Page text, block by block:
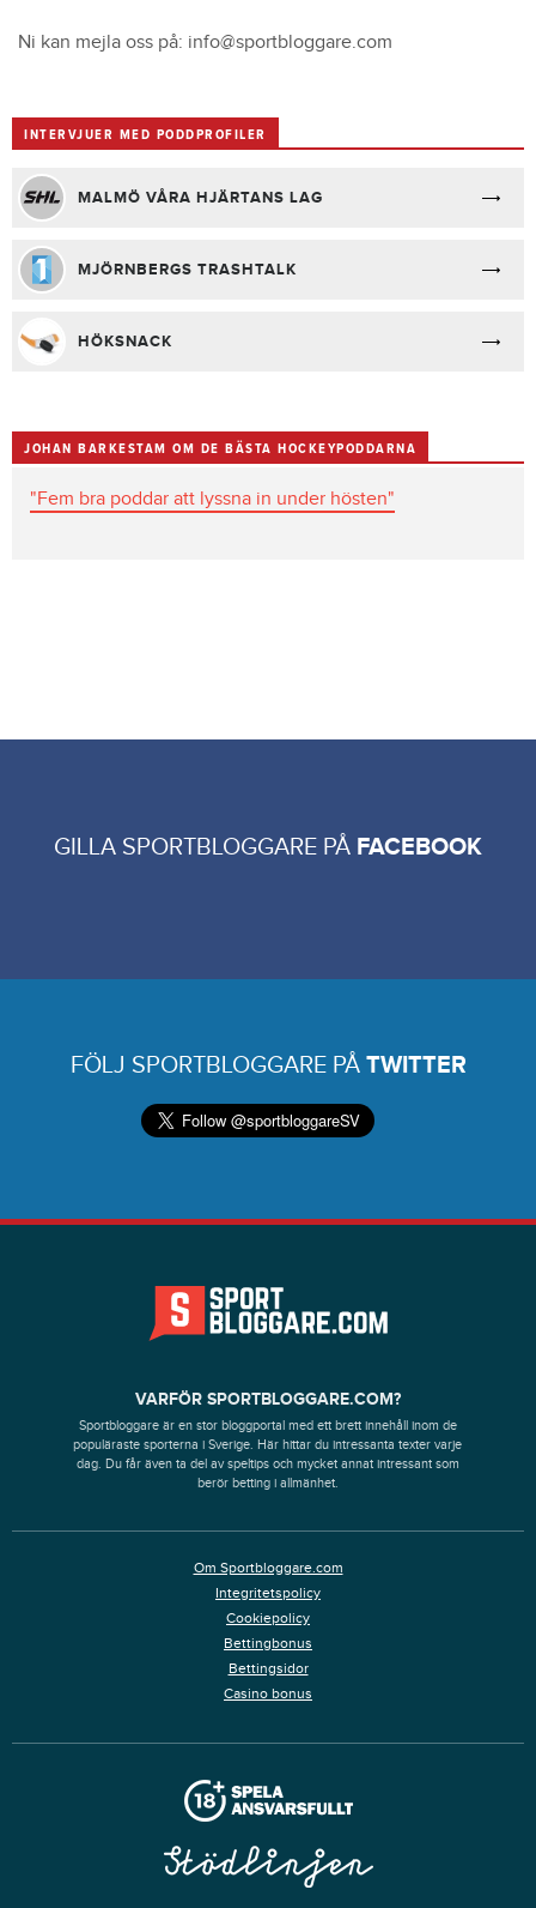
Ni kan mejla oss på: info@sportbloggare.com
INTERVJUER MED PODDPROFILER
MALMÖ VÅRA HJÄRTANS LAG
MJÖRNBERGS TRASHTALK
HÖKSNACK
JOHAN BARKESTAM OM DE BÄSTA HOCKEYPODDARNA
"Fem bra poddar att lyssna in under hösten"
GILLA SPORTBLOGGARE PÅ FACEBOOK
FÖLJ SPORTBLOGGARE PÅ TWITTER
VARFÖR SPORTBLOGGARE.COM?
Sportbloggare är en stor bloggportal med ett brett innehåll inom de
populäraste sporterna i Sverige. Här hittar du intressanta texter varje
dag. Du får även ta del av speltips och mycket annat intressant som
berör betting i allmänhet.
Om Sportbloggare.com
Integritetspolicy
Cookiepolicy
Bettingbonus
Bettingsidor
Casino bonus